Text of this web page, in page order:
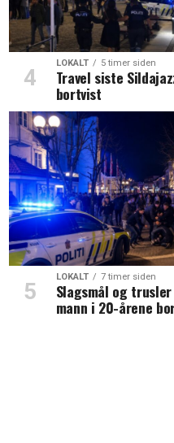
LOKALT 5 timer siden
Travel siste
bortvist
LOKALT 7 timer siden
Slagsmål og
mann i 20-årene